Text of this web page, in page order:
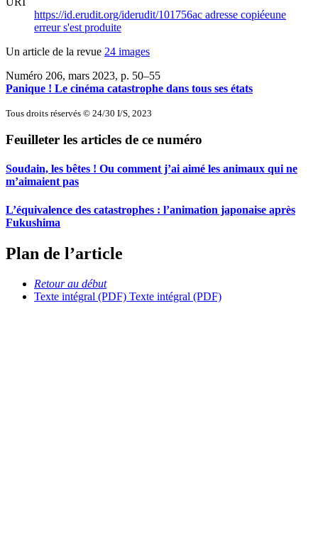
https://id.erudit.org/iderudit/101756ac adresse copiéeune
erreur s'est produite
Un article de la revue 24 images
Numéro 206, mars 2023, p. 50–55
Panique ! Le cinéma catastrophe dans tous ses états
Tous droits réservés © 24/30 I/S, 2023
Feuilleter les articles de ce numéro
Soudain, les bêtes ! Ou comment j’ai aimé les animaux qui ne
m’aimaient pas
L’équivalence des catastrophes : l’animation japonaise après
Fukushima
Plan de l’article
Retour au début
Texte intégral (PDF) Texte intégral (PDF)